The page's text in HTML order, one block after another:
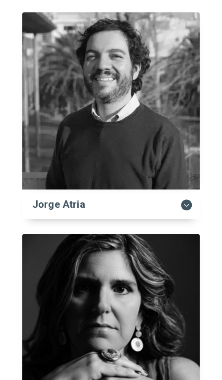
Jorge Atria